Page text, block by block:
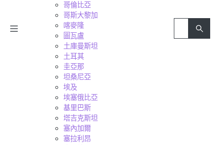
哥倫比亞
哥斯大黎加
喀麥隆
圖瓦盧
土庫曼斯坦
土耳其
圭亞那
坦桑尼亞
埃及
埃塞俄比亞
基里巴斯
塔吉克斯坦
塞內加爾
塞拉利昂